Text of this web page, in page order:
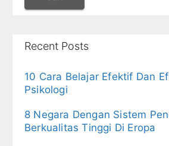
Recent Posts
10 Cara Belajar Efektif Dan
Psikologi
8 Negara Dengan Sistem
Berkualitas Tinggi Di Eropa